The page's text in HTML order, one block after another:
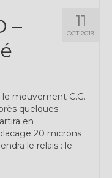
11
OCT 2019
–
le mouvement C.G.
quelques
en
20 microns
le relais : le